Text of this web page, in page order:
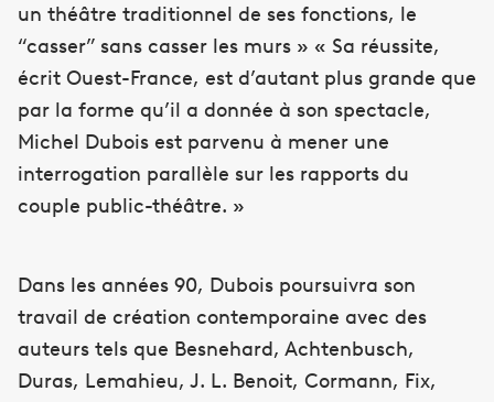
un théâtre traditionnel de ses fonctions, le
“casser” sans casser les murs » « Sa réussite,
écrit Ouest-France, est d’autant plus grande que
par la forme qu’il a donnée à son spectacle,
Michel Dubois est parvenu à mener une
interrogation parallèle sur les rapports du
couple public-théâtre. »
Dans les années 90, Dubois poursuivra son
travail de création contemporaine avec des
auteurs tels que Besnehard, Achtenbusch,
Duras, Lemahieu, J. L. Benoit, Cormann, Fix,